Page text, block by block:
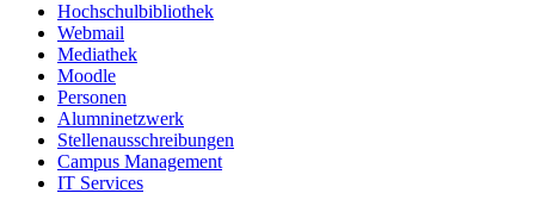
Hochschulbibliothek
Webmail
Mediathek
Moodle
Personen
Alumninetzwerk
Stellenausschreibungen
Campus Management
IT Services